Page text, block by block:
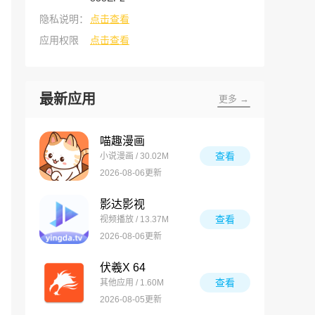
隐私说明：
点击查看
应用权限
点击查看
最新应用 更多 →
喵趣漫画
小说漫画 / 30.02M
2026-08-06更新
查看
影达影视
视频播放 / 13.37M
2026-08-06更新
查看
伏羲X 64
其他应用 / 1.60M
2026-08-05更新
查看